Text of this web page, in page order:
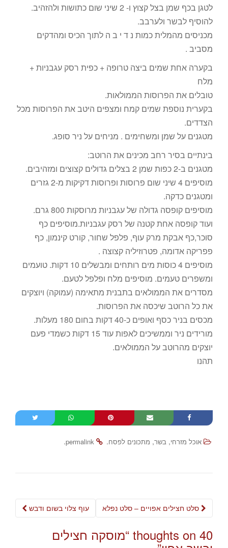
לטגן בכף שמן בצל קצוץ ו- 2 שיני שום כתושות ולהזהיב.
להוסיף לבשר ולערבב.
מכניסים מהמלית כמות נ ד י ב ה לתוך הכיס ומהדקים
מסביב .
בקערה אחת שמים ביצה טרופה + כפית רסק עגבניות +
מלח
טובלים את הפרוסות הממולאות.
בקערית נוספת שמים קמח ומצפים היטב את הפרוסות מכל
הצדדים.
מטגנים על שמן ומשחימים . מניחים על ניר סופג.
בינתיים בסיר רחב מכינים את הרוטב:
מטגנים ב-2 כפות שמן 2 בצלים גדולים קצוצים ומזהיבים.
מוסיפים 4 שיני שום פרוסות ופרוסות דקיקות מ-2 גזרים
ומטגנים כדקה.
מוסיפים קופסה גדולה של עגבניות מרוסקות 800 גרם.
ועוד קופסה אחת קטנה של רסק עגבניות.מוסיפים כף
סוכר,כף אבקת מרק עוף, פלפל שחור, קורט קינמון, כף
פפריקה אדומה, פטרוזיליה קצוצה .
מוסיפים 4 כוסות מים רותחים ומבשלים 10 דקות. טועמים
ומשפרים טעמים. מוסיפים מלח ופלפל לטעם.
מסדרים את הממולאים בתבנית מתאימה (עמוקה) ויוצקים
את כל הרוטב שיכסה את הפרוסות.
מכסים בניר כסף ואופים כ-40 דקות בחום 180 מעלות.
מורידים ניר וממשיכים לאפות עוד 15 דקות כשמדי פעם
יוצקים מהרוטב על הממולאים.
תהנו
אוכל מזרחי, בשר, מתכונים לפסח.
permalink
.
Post
עוף צלוי בשום ודבש
40 thoughts on “ מוסקה חצילים